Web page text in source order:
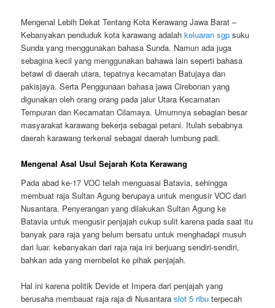
Mengenal Lebih Dekat Tentang Kota Kerawang Jawa Barat –
Kebanyakan penduduk kota karawang adalahkeluaran sgp suku
Sunda yang menggunakan bahasa Sunda. Namun ada juga
sebagina kecil yang menggunakan bahawa lain seperti bahasa
betawi di daerah utara, tepatnya kecamatan Batujaya dan
pakisjaya. Serta Penggunaan bahasa jawa Cirebonan yang
digunakan oleh orang orang pada jalur Utara Kecamatan
Tempuran dan Kecamatan Cilamaya. Umumnya sebagian besar
masyarakat karawang bekerja sebagai petani. Itulah sebabnya
daerah karawang terkenal sebagai daerah lumbung padi.
Mengenal Asal Usul Sejarah Kota Kerawang
Pada abad ke-17 VOC telah menguasai Batavia, sehingga
membuat raja Sultan Agung berupaya untuk mengusir VOC dari
Nusantara. Penyerangan yang dilakukan Sultan Agung ke
Batavia untuk mengusir penjajah cukup sulit karena pada saat itu
banyak para raja yang belum bersatu untuk menghadapi musuh
dari luar. kebanyakan dari raja raja ini berjuang sendiri-sendiri,
bahkan ada yang membelot ke pihak penjajah.
Hal ini karena politik Devide et Impera dari penjajah yang
berusaha membauat raja raja di Nusantaraslot 5 ribu terpecah